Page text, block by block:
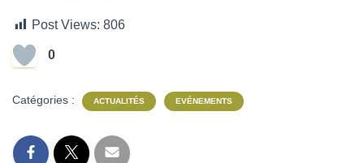
Post Views: 806
0
Catégories : ACTUALITÉS EVÉNEMENTS